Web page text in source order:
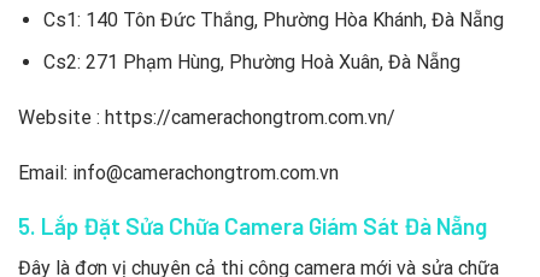
Cs1: 140 Tôn Đức Thắng, Phường Hòa Khánh, Đà Nẵng
Cs2: 271 Phạm Hùng, Phường Hoà Xuân, Đà Nẵng
Website : https://camerachongtrom.com.vn/
Email: info@camerachongtrom.com.vn
5. Lắp Đặt Sửa Chữa Camera Giám Sát Đà Nẵng
Đây là đơn vị chuyên cả thi công camera mới và sửa chữa